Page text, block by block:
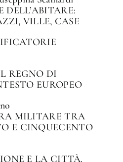
VILLE, CASE
REGNO DI
EUROPEO
MILITARE TRA
E CINQUECENTO
E LA CITTÀ.